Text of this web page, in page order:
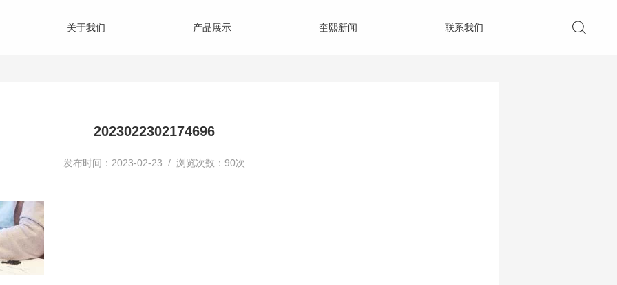
关于我们 产品展示 奎熙新闻 联系我们
2023022302174696
发布时间：2023-02-23 / 浏览次数：90次